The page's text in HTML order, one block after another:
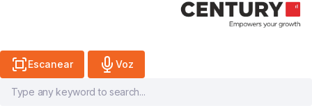
Escanear Voz